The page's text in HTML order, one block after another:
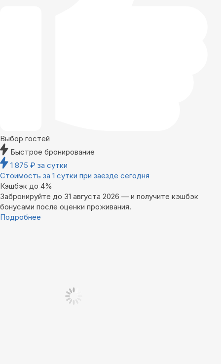
Выбор гостей
Быстрое бронирование
1 875 ₽ за сутки
Стоимость за 1 сутки при заезде сегодня
Кэшбэк до 4%
Забронируйте до 31 августа 2026 — и получите кэшбэк
бонусами после оценки проживания.
Подробнее